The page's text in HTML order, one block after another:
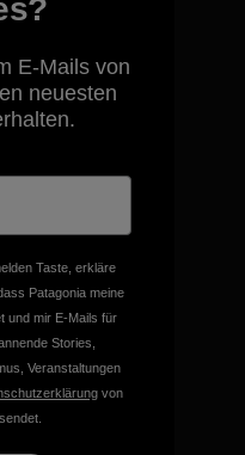
für unsere
Klima- und
Works
E-Mails von
neuesten
Taste, erkläre
Patagonia meine
und mir E-Mails für
Stories,
Veranstaltungen
von